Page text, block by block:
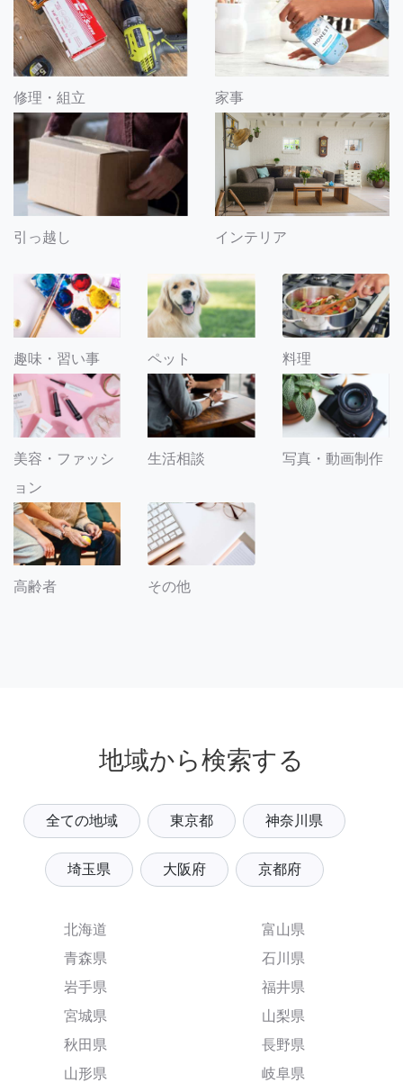
修理・組立 家事
引っ越し インテリア
趣味・習い事 ペット 料理
美容・ファッシ
ョン
生活相談 写真・動画制作
高齢者 その他
地域から検索する
全ての地域 東京都 神奈川県
埼玉県 大阪府 京都府
北海道
青森県
岩手県
宮城県
秋田県
山形県
富山県
石川県
福井県
山梨県
長野県
岐阜県